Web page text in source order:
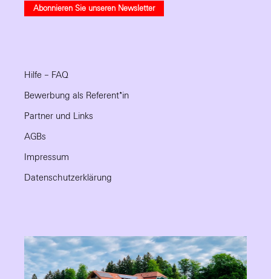
Abonnieren Sie unseren Newsletter
Hilfe – FAQ
Bewerbung als Referent*in
Partner und Links
AGBs
Impressum
Datenschutzerklärung